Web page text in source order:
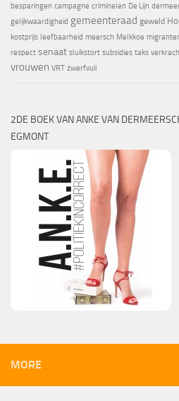
besparingen campagne criminelen De Lijn
gelijkwaardigheid gemeenteraad geweld
kostprijs leefbaarheid meersch Melkkoe
respect senaat sluikstort subsidies taks
vrouwen VRT zwerfvuil
2DE BOEK VAN ANKE VAN
EGMONT
MORE